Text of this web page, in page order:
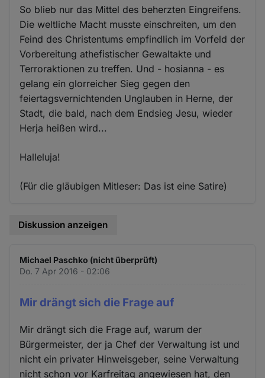
So blieb nur das Mittel des beherzten Eingreifens.
Die weltliche Macht musste einschreiten, um den
Feind des Christentums empfindlich im Vorfeld der
Vorbereitung athefistischer Gewaltakte und
Terroraktionen zu treffen. Und - hosianna - es
gelang ein glorreicher Sieg gegen den
feiertagsvernichtenden Unglauben in Herne, der
Stadt, die bald, nach dem Endsieg Jesu, wieder
Herja heißen wird...
Halleluja!
(Für die gläubigen Mitleser: Das ist eine Satire)
Diskussion anzeigen
Michael Paschko (nicht überprüft)
Do. 7 Apr 2016 - 02:06
Mir drängt sich die Frage auf
Mir drängt sich die Frage auf, warum der
Bürgermeister, der ja Chef der Verwaltung ist und
nicht ein privater Hinweisgeber, seine Verwaltung
nicht schon vor Karfreitag angewiesen hat, den